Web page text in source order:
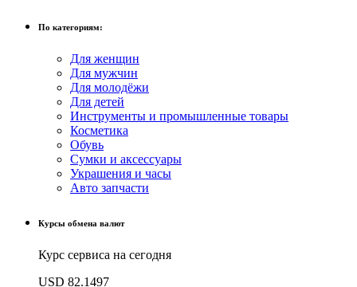
По категориям:
Для женщин
Для мужчин
Для молодёжи
Для детей
Инструменты и промышленные товары
Косметика
Обувь
Сумки и аксессуары
Украшения и часы
Авто запчасти
Курсы обмена валют
Курс сервиса на сегодня
USD 82.1497